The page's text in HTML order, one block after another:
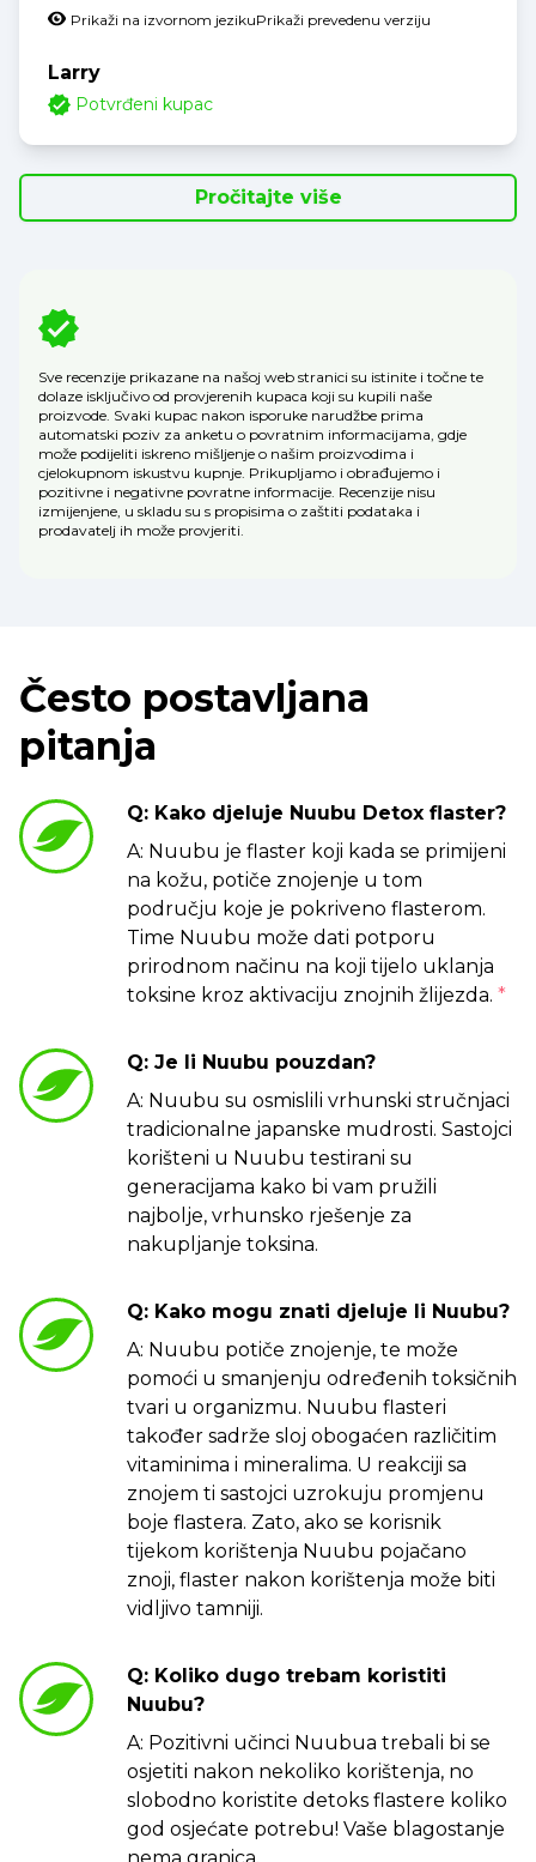
Prikaži na izvornom jezikuPrikaži prevedenu verziju
Larry
Potvrđeni kupac
Pročitajte više
Sve recenzije prikazane na našoj web stranici su istinite i točne te
dolaze isključivo od provjerenih kupaca koji su kupili naše
proizvode. Svaki kupac nakon isporuke narudžbe prima
automatski poziv za anketu o povratnim informacijama, gdje
može podijeliti iskreno mišljenje o našim proizvodima i
cjelokupnom iskustvu kupnje. Prikupljamo i obrađujemo i
pozitivne i negativne povratne informacije. Recenzije nisu
izmijenjene, u skladu su s propisima o zaštiti podataka i
prodavatelj ih može provjeriti.
Često postavljana
pitanja
Q: Kako djeluje Nuubu Detox flaster?
A: Nuubu je flaster koji kada se primijeni
na kožu, potiče znojenje u tom
području koje je pokriveno flasterom.
Time Nuubu može dati potporu
prirodnom načinu na koji tijelo uklanja
toksine kroz aktivaciju znojnih žlijezda. *
Q: Je li Nuubu pouzdan?
A: Nuubu su osmislili vrhunski stručnjaci
tradicionalne japanske mudrosti. Sastojci
korišteni u Nuubu testirani su
generacijama kako bi vam pružili
najbolje, vrhunsko rješenje za
nakupljanje toksina.
Q: Kako mogu znati djeluje li Nuubu?
A: Nuubu potiče znojenje, te može
pomoći u smanjenju određenih toksičnih
tvari u organizmu. Nuubu flasteri
također sadrže sloj obogaćen različitim
vitaminima i mineralima. U reakciji sa
znojem ti sastojci uzrokuju promjenu
boje flastera. Zato, ako se korisnik
tijekom korištenja Nuubu pojačano
znoji, flaster nakon korištenja može biti
vidljivo tamniji.
Q: Koliko dugo trebam koristiti
Nuubu?
A: Pozitivni učinci Nuubua trebali bi se
osjetiti nakon nekoliko korištenja, no
slobodno koristite detoks flastere koliko
god osjećate potrebu! Vaše blagostanje